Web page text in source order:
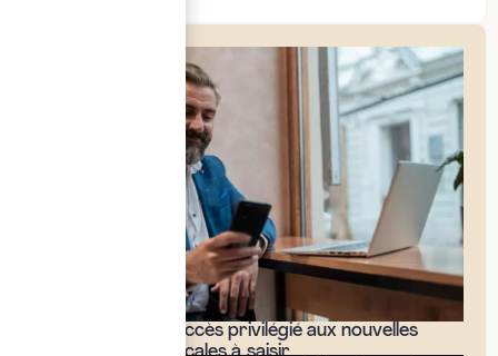
Bénéficiez d'un accès privilégié aux nouvelles
opportunités fiscales à saisir